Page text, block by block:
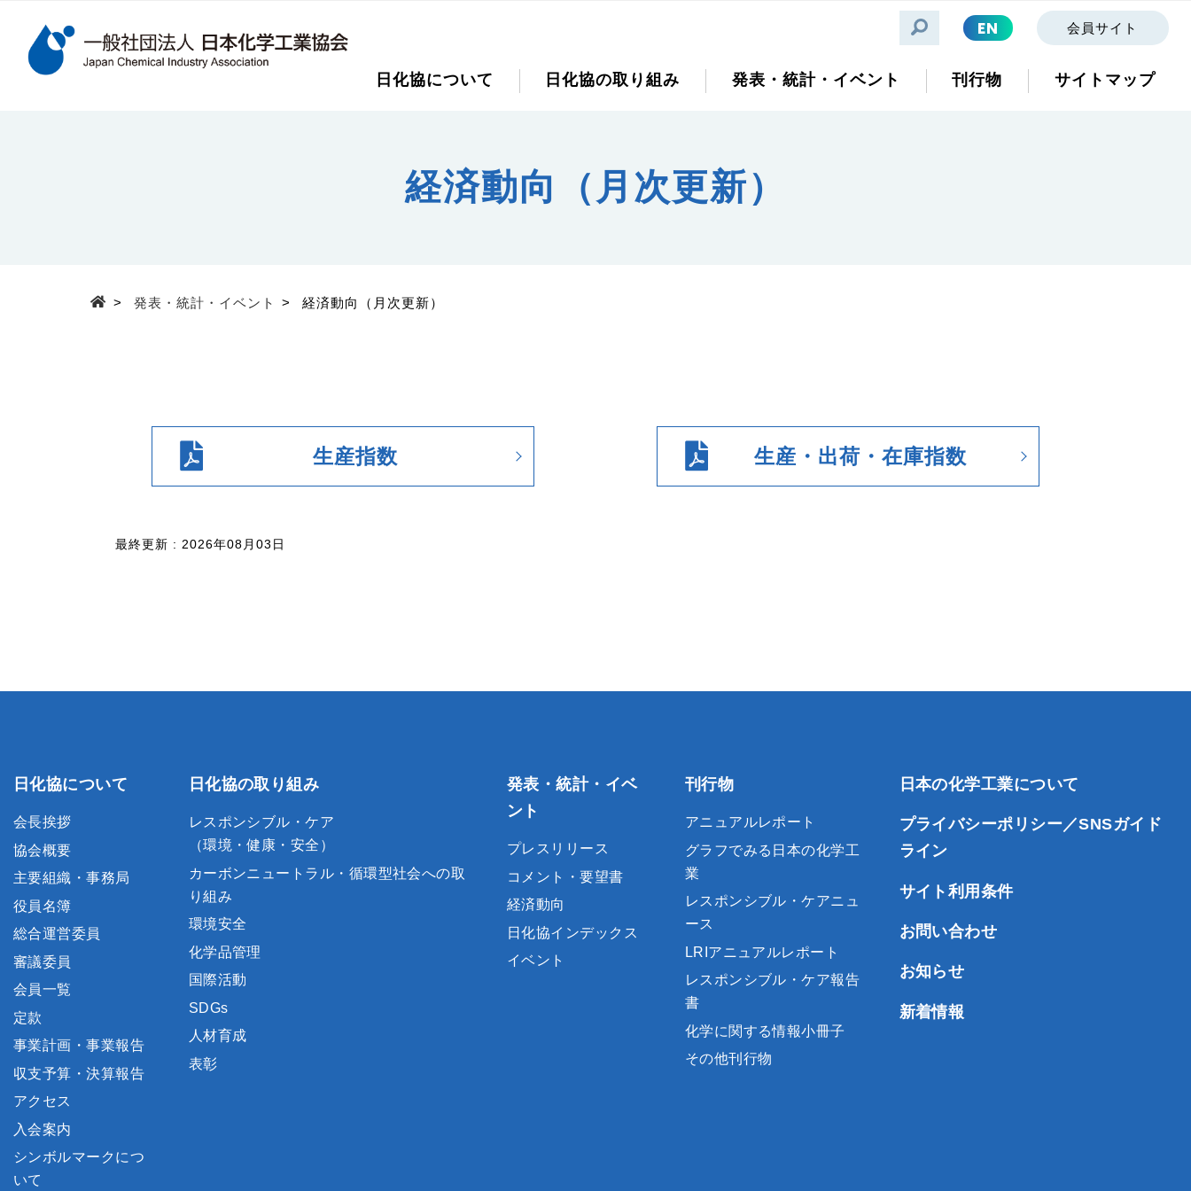
検索キーワード EN 会員サイト
日化協について 日化協の取り組み 発表・統計・イベント 刊行物 サイトマップ
経済動向（月次更新）
> 発表・統計・イベント > 経済動向（月次更新）
生産指数 生産・出荷・在庫指数
最終更新 : 2026年08月03日
日化協について
会長挨拶
協会概要
主要組織・事務局
役員名簿
総合運営委員
審議委員
会員一覧
定款
事業計画・事業報告
収支予算・決算報告
アクセス
入会案内
シンボルマークにつ
いて
日化協の取り組み
レスポンシブル・ケア
（環境・健康・安全）
カーボンニュートラル・循環型社会への取
り組み
環境安全
化学品管理
国際活動
SDGs
人材育成
表彰
発表・統計・イベ
ント
プレスリリース
コメント・要望書
経済動向
日化協インデックス
イベント
刊行物
アニュアルレポート
グラフでみる日本の化学工
業
レスポンシブル・ケアニュ
ース
LRIアニュアルレポート
レスポンシブル・ケア報告
書
化学に関する情報小冊子
その他刊行物
日本の化学工業について
プライバシーポリシー／SNSガイド
ライン
サイト利用条件
お問い合わせ
お知らせ
新着情報